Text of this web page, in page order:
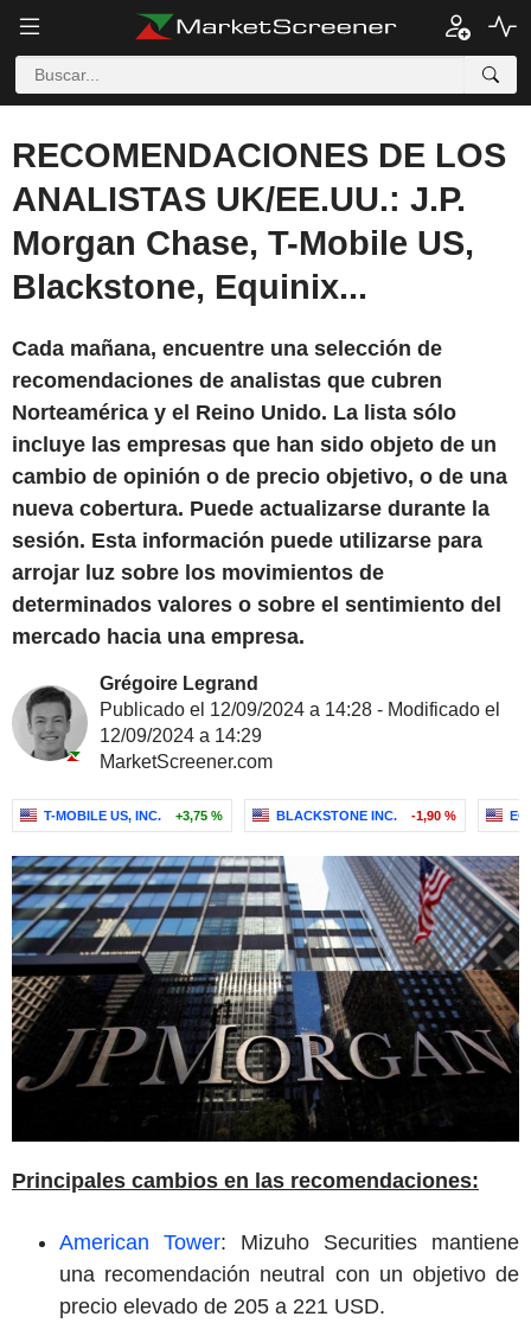
RECOMENDACIONES DE LOS
ANALISTAS UK/EE.UU.: J.P.
Morgan Chase, T-Mobile US,
Blackstone, Equinix...
Cada mañana, encuentre una selección de
recomendaciones de analistas que cubren
Norteamérica y el Reino Unido. La lista sólo
incluye las empresas que han sido objeto de un
cambio de opinión o de precio objetivo, o de una
nueva cobertura. Puede actualizarse durante la
sesión. Esta información puede utilizarse para
arrojar luz sobre los movimientos de
determinados valores o sobre el sentimiento del
mercado hacia una empresa.
Grégoire Legrand
Publicado el 12/09/2024 a 14:28 - Modificado el
12/09/2024 a 14:29
MarketScreener.com
T-MOBILE US, INC. +3,75 % BLACKSTONE INC. -1,90 %
Principales cambios en las recomendaciones:
American Tower: Mizuho Securities mantiene
una recomendación neutral con un objetivo de
precio elevado de 205 a 221 USD.